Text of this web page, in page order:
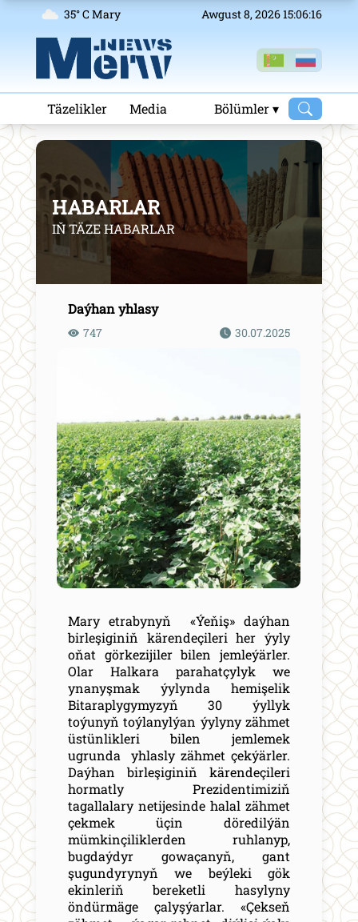
35° C Mary Awgust 8, 2026 15:06:16
Täzelikler Media Bölümler ▾
HABARLAR
IŇ TÄZE HABARLAR
Daýhan yhlasy
747 30.07.2025
Mary etrabynyň «Ýeňiş» daýhan
birleşiginiň kärendeçileri her ýyly
oňat görkezijiler bilen jemleýärler.
Olar Halkara parahatçylyk we
ynanyşmak ýylynda hemişelik
Bitaraplygymyzyň 30 ýyllyk
toýunyň toýlanylýan ýylyny zähmet
üstünlikleri bilen jemlemek
ugrunda yhlasly zähmet çekýärler.
Daýhan birleşiginiň kärendeçileri
hormatly Prezidentimiziň
tagallalary netijesinde halal zähmet
çekmek üçin döredilýän
mümkinçiliklerden ruhlanyp,
bugdaýdyr gowaçanyň, gant
şugundyrynyň we beýleki gök
ekinleriň bereketli hasylyny
öndürmäge çalyşýarlar. «Çekseň